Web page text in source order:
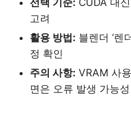
고려
활용 방법: 블렌더 ‘렌
정 확인
주의 사항: VRAM 사
면은 오류 발생 가능